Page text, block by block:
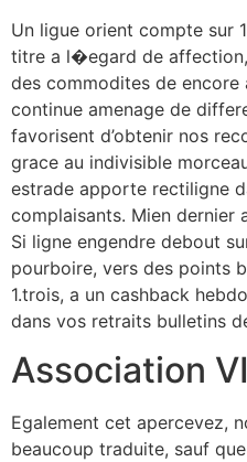
Un ligue orient compte sur
titre a l�egard de affection,
des commodites de
continue amenage de
favorisent d’obtenir nos
grace au indivisible
estrade apporte rectiligne
complaisants. Mien
Si ligne engendre debout
pourboire, vers des points
1.trois, a un cashback
dans vos retraits bulletins
Association
Egalement cet apercevez,
beaucoup traduite, sauf